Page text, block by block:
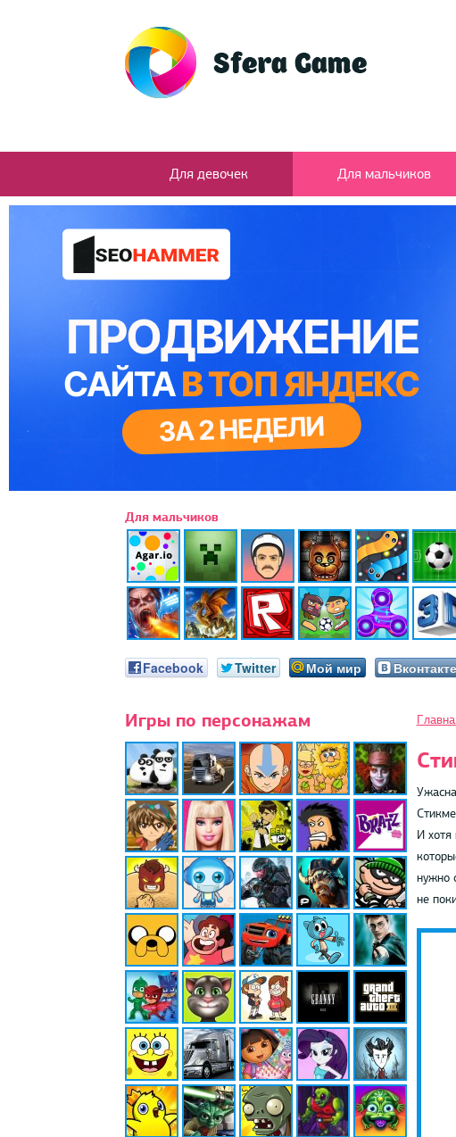
Для девочек Для мальчиков
Для мальчиков
Facebook Twitter Мой мир Вконтакте
Игры по персонажам
И хотя
нужно
не